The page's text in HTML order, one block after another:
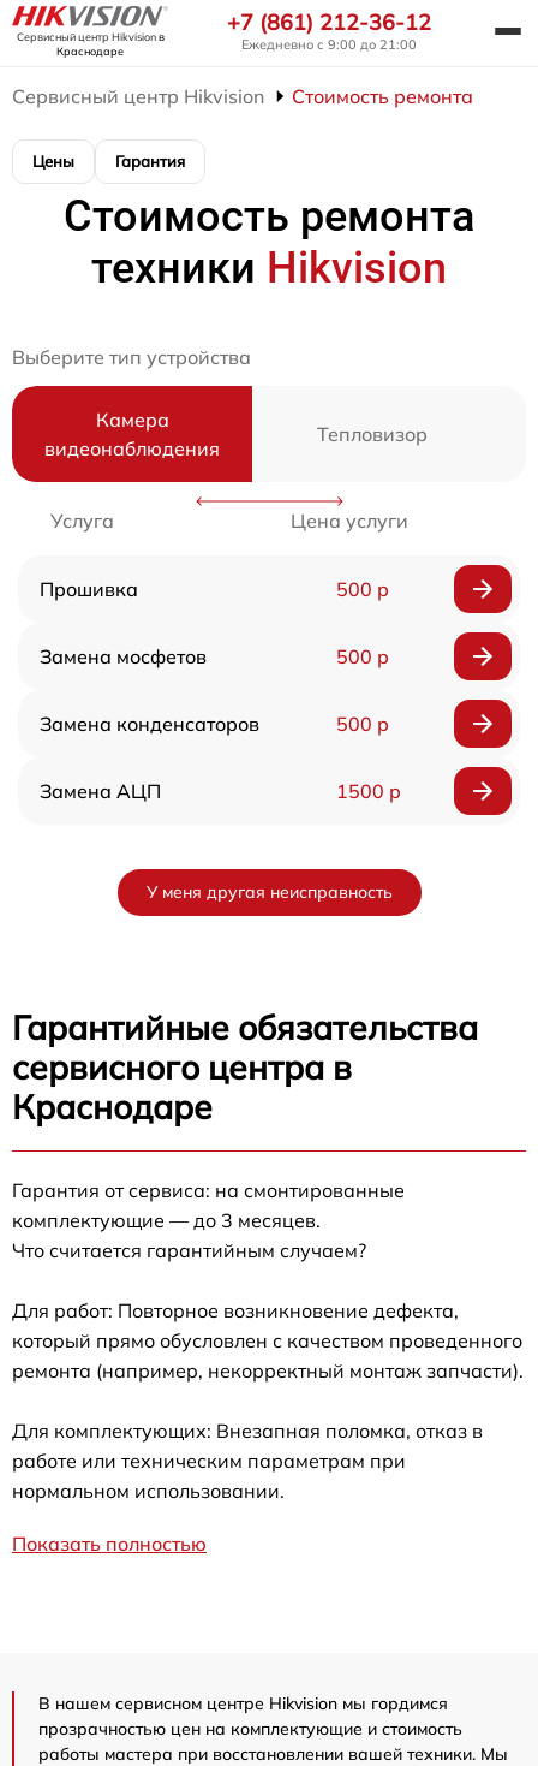
Сервисный центр Hikvisionв
Краснодаре
+7 (861) 212-36-12
Ежедневно с 9:00 до 21:00
Сервисный центр Hikvision Стоимость ремонта
Цены Гарантия
Стоимость ремонта
техники Hikvision
Выберите тип устройства
Камера
видеонаблюдения
Тепловизор
Услуга Цена услуги
Прошивка 500 р
Замена мосфетов 500 р
Замена конденсаторов 500 р
Замена АЦП 1500 р
У меня другая неисправность
Гарантийные обязательства
сервисного центра в
Краснодаре
Гарантия от сервиса: на смонтированные
комплектующие — до 3 месяцев.
Что считается гарантийным случаем?
Для работ: Повторное возникновение дефекта,
который прямо обусловлен с качеством проведенного
ремонта (например, некорректный монтаж запчасти).
Для комплектующих: Внезапная поломка, отказ в
работе или техническим параметрам при
нормальном использовании.
Показать полностью
В нашем сервисном центре Hikvision мы гордимся
прозрачностью цен на комплектующие и стоимость
работы мастера при восстановлении вашей техники. Мы